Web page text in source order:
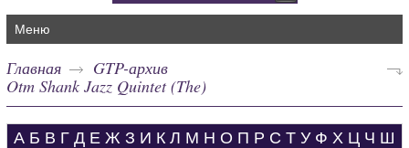
Меню
Главная
GTP-архив
Otm Shank Jazz Quintet (The)
А Б В Г Д Е Ж З И К Л М Н О П Р С Т У Ф Х Ц Ч Ш